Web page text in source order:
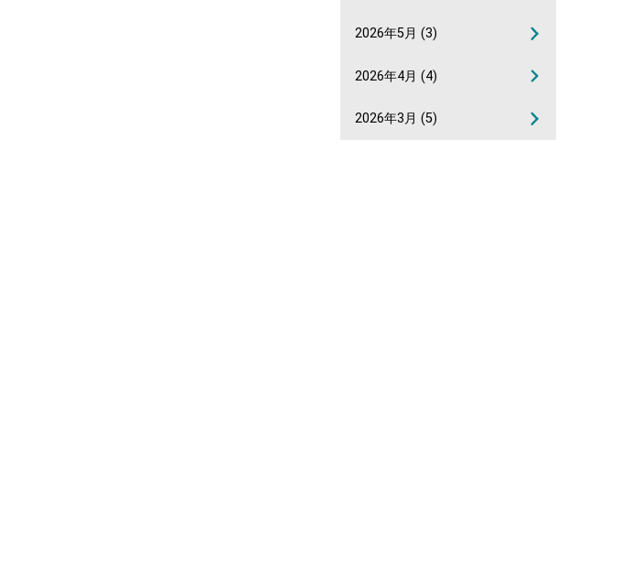
2026年5月 (3)
2026年4月 (4)
2026年3月 (5)